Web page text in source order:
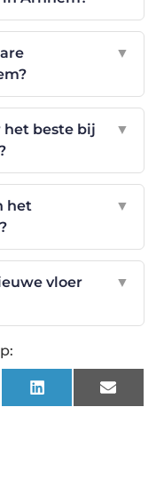
▼
het beste bij
▼
het
▼
vloer
▼
LinkedIn Email